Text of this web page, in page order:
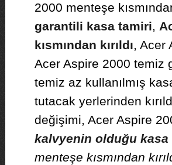
2000 menteşe
garantili kasa tamiri,
kısmından kırıldı, Acer
Acer Aspire 2000 temiz
temiz az kullanılmış
tutacak yerlerinden
değişimi, Acer Aspire
kalvyenin olduğu kasa
menteşe kısmından